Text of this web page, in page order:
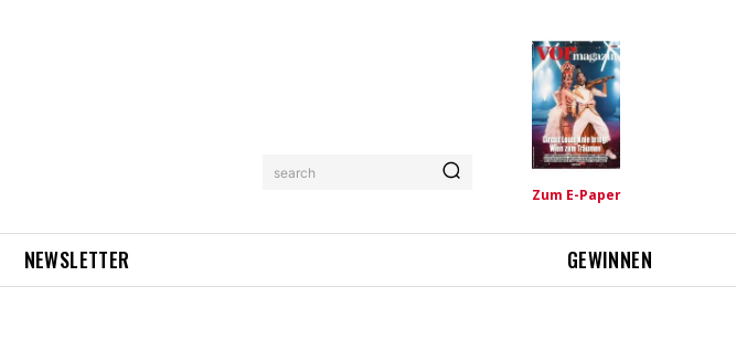
search
Zum E-Paper
NEWSLETTER GEWINNEN